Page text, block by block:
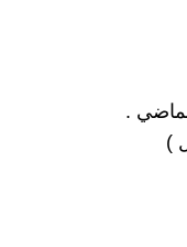
.
)